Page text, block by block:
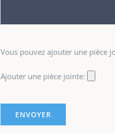
Vous pouvez ajouter une pièce
Ajouter une pièce jointe: